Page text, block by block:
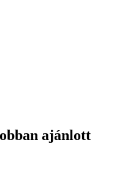
ajánlott